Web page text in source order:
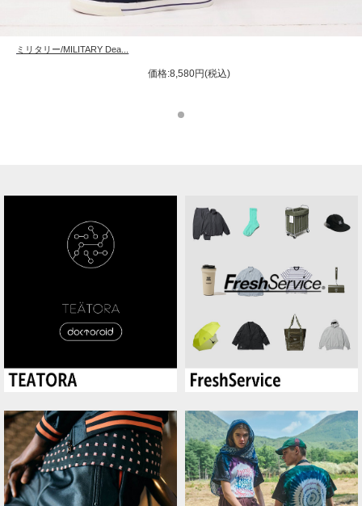
ミリタリー/MILITARY Dea...
価格:8,580円(税込)